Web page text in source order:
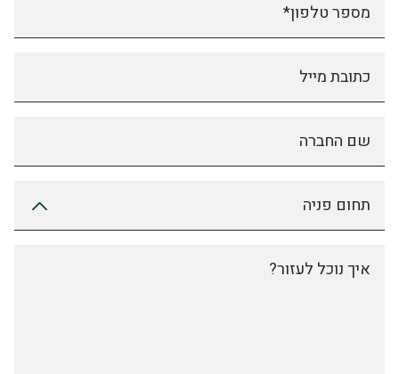
מספר טלפון*
כתובת מייל
שם החברה
תחום פניה
איך נוכל לעזור?